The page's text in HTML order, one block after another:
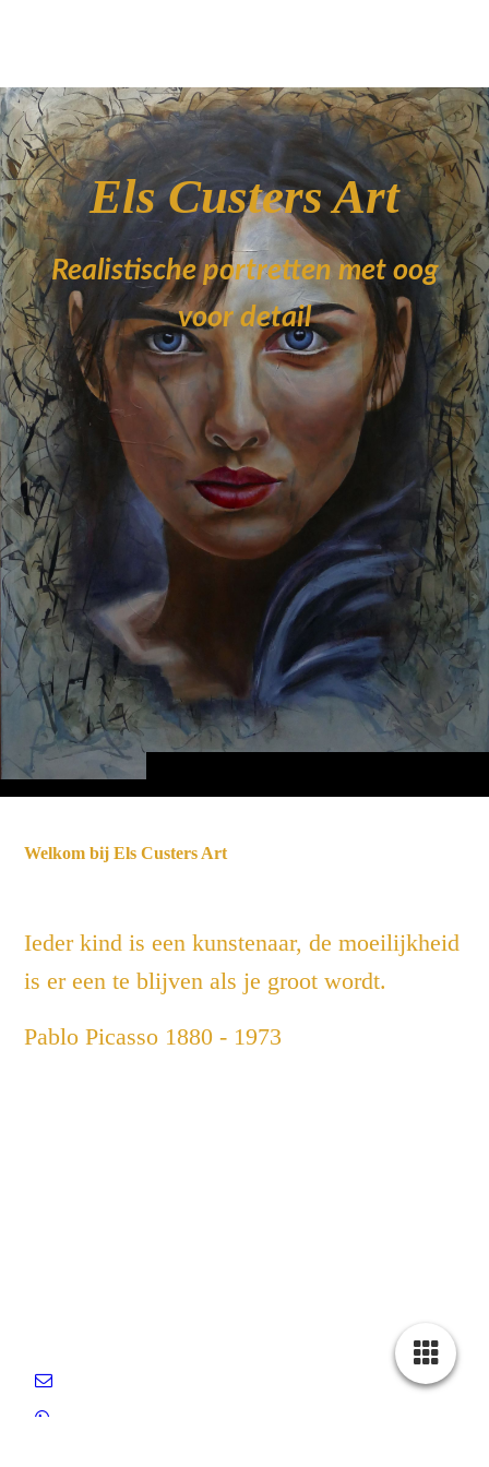
Els Custers Art
Realistische portretten met oog
voor detail
Welkom bij Els Custers Art
Ieder kind is een kunstenaar, de moeilijkheid
is er een te blijven als je groot wordt.
Pablo Picasso 1880 - 1973